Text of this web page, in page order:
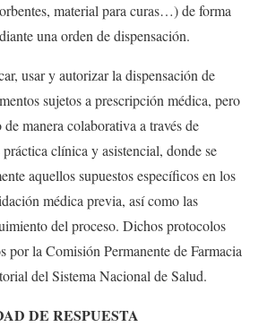
material para curas…) de forma
una orden de dispensación.
usar y autorizar la dispensación de
sujetos a prescripción médica, pero
manera colaborativa a través de
clínica y asistencial, donde se
aquellos supuestos específicos en los
médica previa, así como las
del proceso. Dichos protocolos
por la Comisión Permanente de Farmacia
del Sistema Nacional de Salud.
DE RESPUESTA